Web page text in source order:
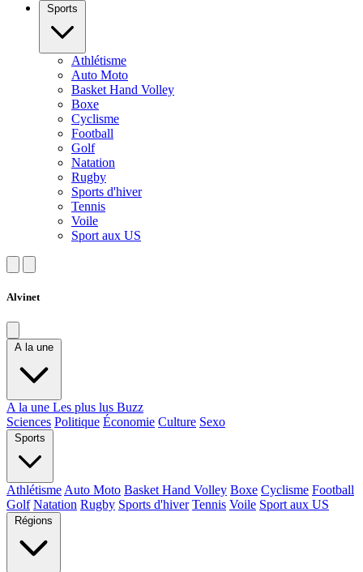
Sports
Athlétisme
Auto Moto
Basket Hand Volley
Boxe
Cyclisme
Football
Golf
Natation
Rugby
Sports d'hiver
Tennis
Voile
Sport aux US
Alvinet
A la une
A la une Les plus lus Buzz
Sciences Politique Économie Culture Sexo
Sports
Athlétisme Auto Moto Basket Hand Volley Boxe Cyclisme Football
Golf Natation Rugby Sports d'hiver Tennis Voile Sport aux US
Régions